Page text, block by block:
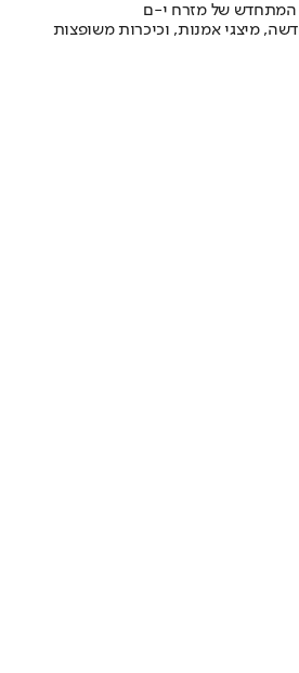
המתחדש של מזרח י-ם
מיצגי אמנות, וכיכרות משופצות